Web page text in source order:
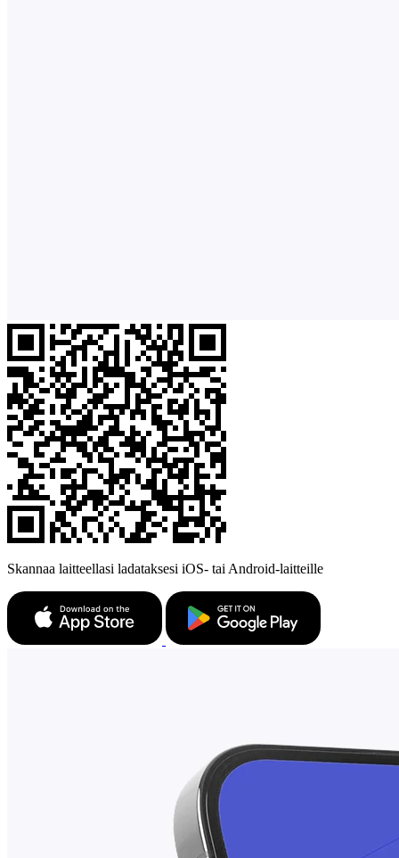
Skannaa laitteellasi ladataksesi iOS- tai Android-laitteille